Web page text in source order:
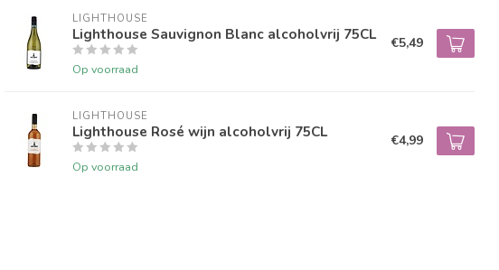
LIGHTHOUSE
Lighthouse Sauvignon Blanc alcoholvrij 75CL
Op voorraad
€5,49
LIGHTHOUSE
Lighthouse Rosé wijn alcoholvrij 75CL
Op voorraad
€4,99